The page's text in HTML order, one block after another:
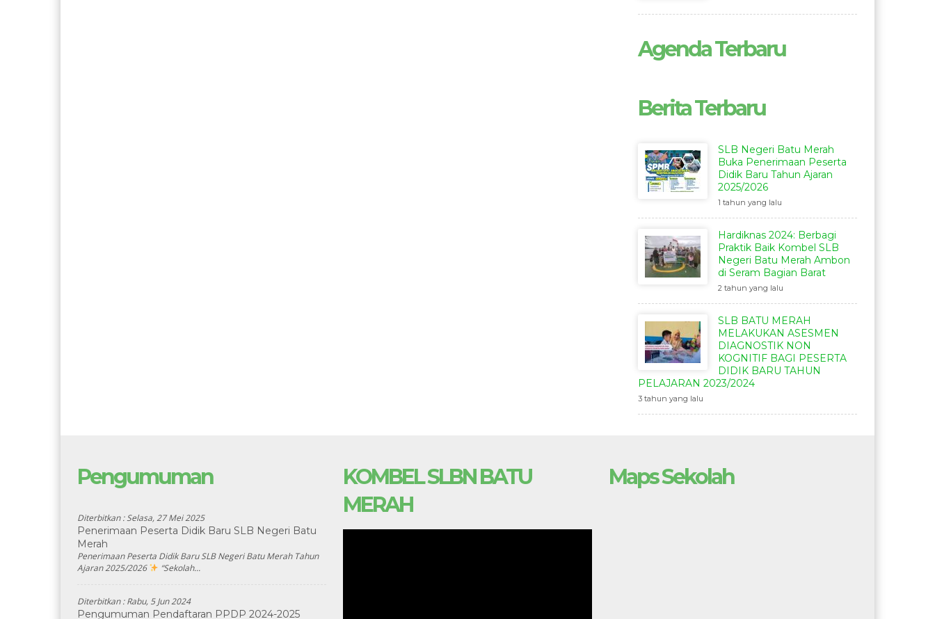
Agenda Terbaru
Berita Terbaru
SLB Negeri Batu Merah
Buka Penerimaan Peserta
Didik Baru Tahun Ajaran
2025/2026
1 tahun yang lalu
Hardiknas 2024: Berbagi
Praktik Baik Kombel SLB
Negeri Batu Merah Ambon
di Seram Bagian Barat
2 tahun yang lalu
SLB BATU MERAH
MELAKUKAN ASESMEN
DIAGNOSTIK NON
KOGNITIF BAGI PESERTA
DIDIK BARU TAHUN
PELAJARAN 2023/2024
3 tahun yang lalu
Pengumuman
Diterbitkan :Selasa, 27 Mei 2025
Penerimaan Peserta Didik Baru SLB Negeri Batu
Merah
Penerimaan Peserta Didik Baru SLB Negeri Batu Merah Tahun
Ajaran 2025/2026
“Sekolah...
Diterbitkan :Rabu, 5 Jun 2024
Pengumuman Pendaftaran PPDP 2024-2025
KOMBEL SLBN BATU
MERAH
Maps Sekolah